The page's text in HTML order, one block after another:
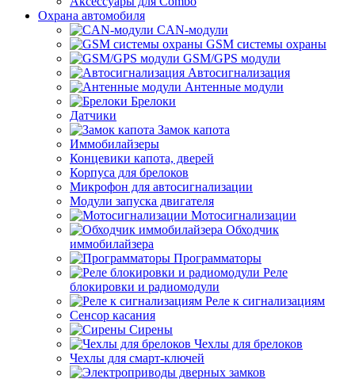
Охрана автомобиля
CAN-модули
GSM системы охраны
GSM/GPS модули
Автосигнализация
Антенные модули
Брелоки
Датчики
Замок капота
Иммобилайзеры
Концевики капота, дверей
Корпуса для брелоков
Микрофон для автосигнализации
Модули запуска двигателя
Мотосигнализации
Обходчик
иммобилайзера
Программаторы
Реле
блокировки и радиомодули
Реле к сигнализациям
Сенсор касания
Сирены
Чехлы для брелоков
Чехлы для смарт-ключей